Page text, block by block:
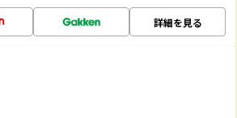
詳細を見る